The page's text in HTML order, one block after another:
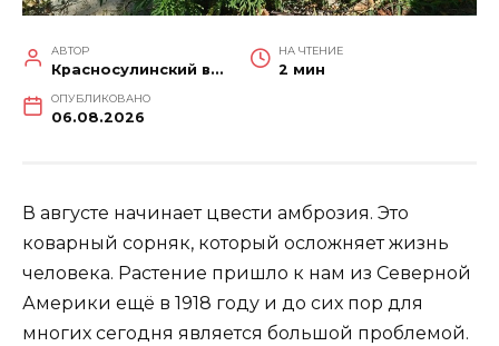
АВТОР
Красносулинский вестник
НА ЧТЕНИЕ
2 мин
ОПУБЛИКОВАНО
06.08.2026
В августе начинает цвести амброзия. Это
коварный сорняк, который осложняет жизнь
человека. Растение пришло к нам из Северной
Америки ещё в 1918 году и до сих пор для
многих сегодня является большой проблемой.